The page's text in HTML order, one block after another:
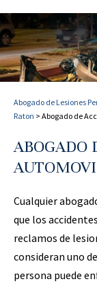
Abogado de Lesiones
Raton > Abogado de
ABOGADO
Cualquier
que los
reclamos de
consideran uno
persona puede